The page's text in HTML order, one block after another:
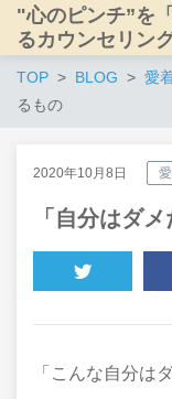
"心のピンチ”を
るカウンセリン
TOP BLOG 愛
るもの
2020年10月8日
「自分はダ
「こんな自分は